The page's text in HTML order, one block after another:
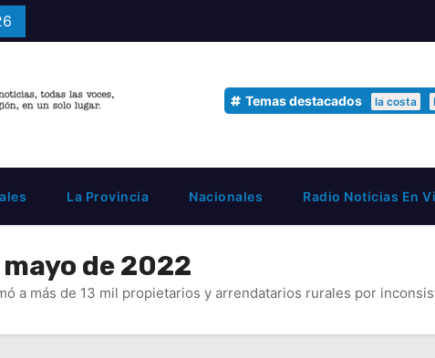
Temas destacados la costa
La Provincia Nacionales Radio Noticias En
mayo de 2022
a más de 13 mil propietarios y arrendatarios rurales por